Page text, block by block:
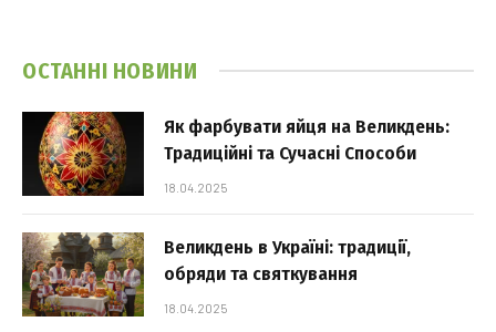
ОСТАННІ НОВИНИ
Як фарбувати яйця на Великдень:
Традиційні та Сучасні Способи
18.04.2025
Великдень в Україні: традиції,
обряди та святкування
18.04.2025